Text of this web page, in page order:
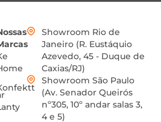
Showroom Rio de
Janeiro (R. Eustáquio
Azevedo, 45 - Duque de
Caxias/RJ)
Showroom São Paulo
(Av. Senador Queirós
nº305, 10º andar salas 3,
4 e 5)